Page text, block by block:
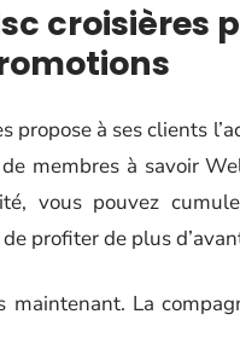
croisières
propose à ses clients
membres à savoir
vous pouvez
profiter de plus
maintenant. La